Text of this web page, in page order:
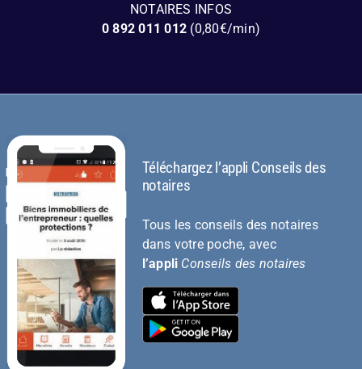
NOTAIRES INFOS
0 892 011 012 (0,80€/min)
Téléchargez l’appli Conseils des
notaires
Tous les conseils des notaires
dans votre poche, avec
l’appli Conseils des notaires